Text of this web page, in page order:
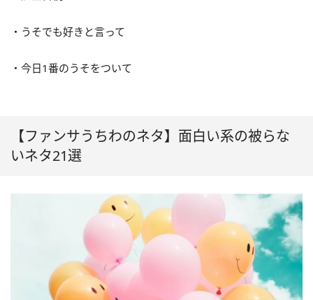
・うそでも好きと言って
・今日1番のうそをついて
【ファンサうちわのネタ】面白い系の被らな
いネタ21選